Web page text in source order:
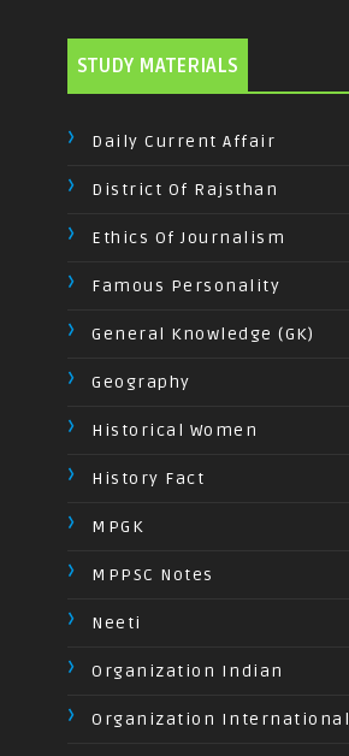
STUDY MATERIALS
Daily Current Affair
District Of Rajsthan
Ethics Of Journalism
Famous Personality
General Knowledge (GK)
Geography
Historical Women
History Fact
MPGK
MPPSC Notes
Neeti
Organization Indian
Organization International